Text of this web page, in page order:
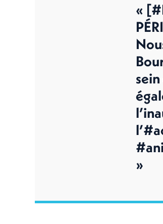
«
»